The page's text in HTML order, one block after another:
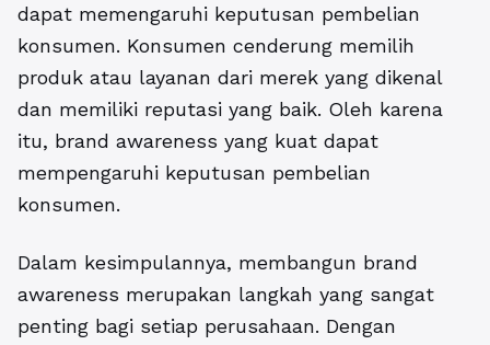
dapat memengaruhi keputusan pembelian
konsumen. Konsumen cenderung memilih
produk atau layanan dari merek yang dikenal
dan memiliki reputasi yang baik. Oleh karena
itu, brand awareness yang kuat dapat
mempengaruhi keputusan pembelian
konsumen.
Dalam kesimpulannya, membangun brand
awareness merupakan langkah yang sangat
penting bagi setiap perusahaan. Dengan